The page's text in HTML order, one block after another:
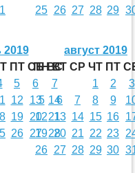
25 26 27 28 29
ПТ СБ ВС
5 6
7
12 13
14
19 20
21
26 27
28
август 2019
ПН ВТ СР ЧТ ПТ
1
2
3
5
6 7 8 9
12 13 14 15 16
19 20 21 22 23
26 27 28 29 30